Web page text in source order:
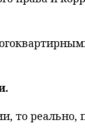
то реально,